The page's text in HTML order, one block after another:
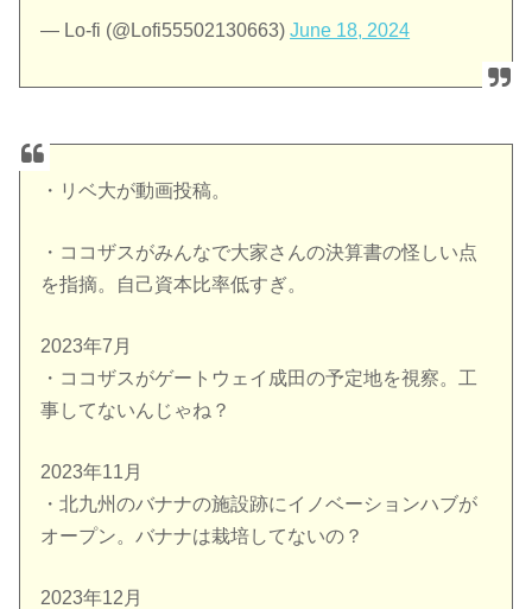
— Lo-fi (@Lofi55502130663)June 18, 2024
・リベ大が動画投稿。
・ココザスがみんなで大家さんの決算書の怪しい点
を指摘。自己資本比率低すぎ。
2023年7月
・ココザスがゲートウェイ成田の予定地を視察。工
事してないんじゃね？
2023年11月
・北九州のバナナの施設跡にイノベーションハブが
オープン。バナナは栽培してないの？
2023年12月